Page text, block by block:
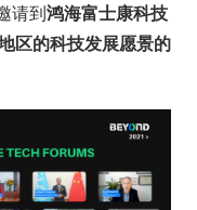
请到鸿海富士康科技
区的科技发展愿景的